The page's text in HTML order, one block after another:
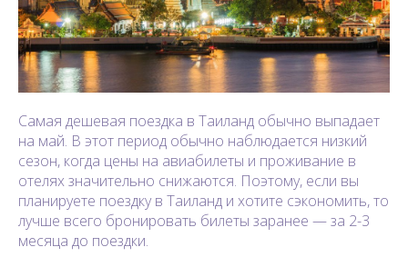
Самая дешевая поездка в Таиланд обычно выпадает
на май. В этот период обычно наблюдается низкий
сезон, когда цены на авиабилеты и проживание в
отелях значительно снижаются. Поэтому, если вы
планируете поездку в Таиланд и хотите сэкономить, то
лучше всего бронировать билеты заранее — за 2-3
месяца до поездки.